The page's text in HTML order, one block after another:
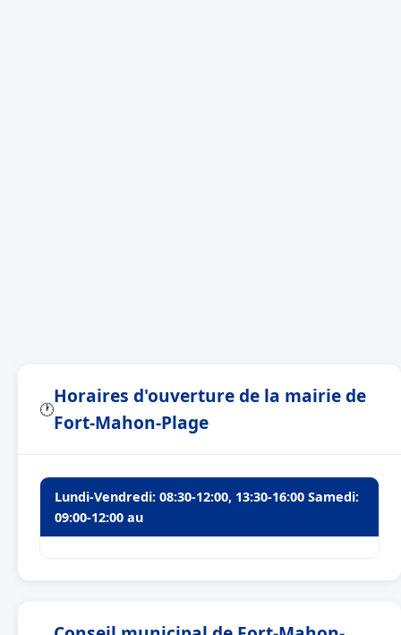
🕐
Horaires d'ouverture de la mairie de
Fort-Mahon-Plage
Lundi-Vendredi: 08:30-12:00, 13:30-16:00 Samedi:
09:00-12:00 au